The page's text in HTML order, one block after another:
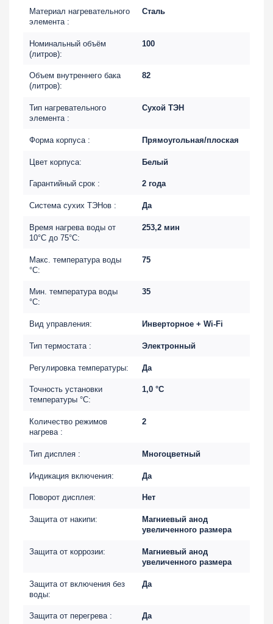
Материал нагревательного
элемента :
Сталь
Номинальный объём
(литров):
100
Объем внутреннего бака
(литров):
82
Тип нагревательного
элемента :
Сухой ТЭН
Форма корпуса : Прямоугольная/плоская
Цвет корпуса: Белый
Гарантийный срок : 2 года
Система сухих ТЭНов : Да
Время нагрева воды от
10°С до 75°С:
253,2 мин
Макс. температура воды
°С:
75
Мин. температура воды
°С:
35
Вид управления: Инверторное + Wi-Fi
Тип термостата : Электронный
Регулировка температуры: Да
Точность установки
температуры °С:
1,0 °С
Количество режимов
нагрева :
2
Тип дисплея : Многоцветный
Индикация включения: Да
Поворот дисплея: Нет
Защита от накипи:
Магниевый анод
увеличенного размера
Защита от коррозии:
Магниевый анод
увеличенного размера
Защита от включения без
воды:
Да
Защита от перегрева : Да